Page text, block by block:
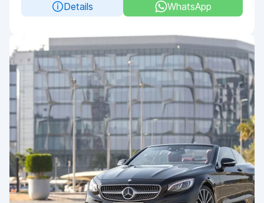
Details
WhatsApp